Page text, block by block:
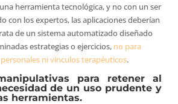
herramienta tecnológica, y no con un ser
con los expertos, las aplicaciones deberían
de un sistema automatizado diseñado
estrategias o ejercicios, no para
ni vínculos terapéuticos.
para retener al
de un uso prudente y
herramientas.